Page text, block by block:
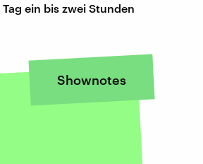
ein bis zwei Stunden
Shownotes